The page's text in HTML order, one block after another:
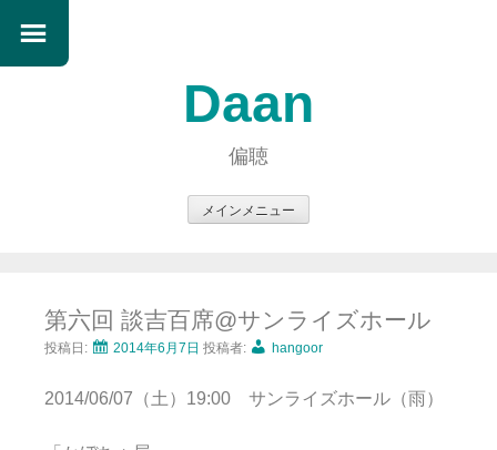
Daan
偏聴
メインメニュー
ン
ツ
ス
第六回 談吉百席@サンライズホール
投稿日: 2014年6月7日 投稿者: hangoor
2014/06/07（土）19:00 サンライズホール（雨）